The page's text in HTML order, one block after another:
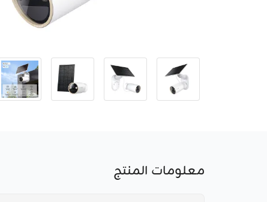
معلومات المنتج